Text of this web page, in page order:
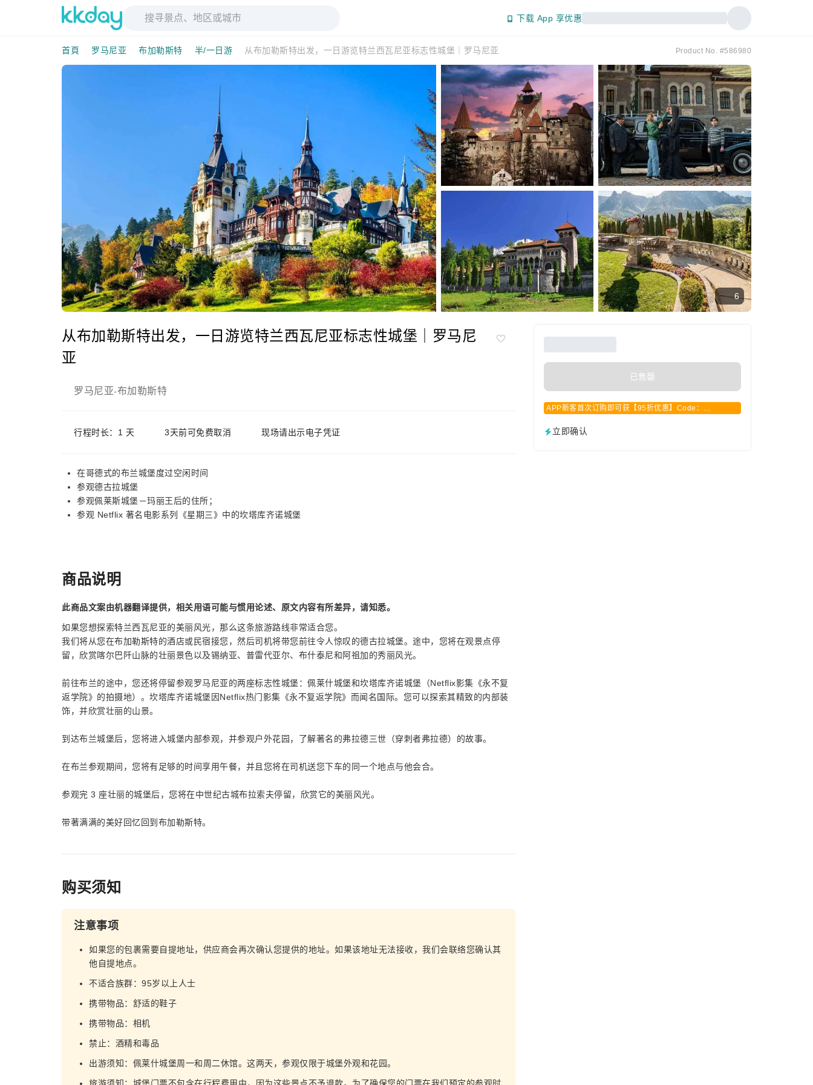
下载 App 享优惠
首頁 罗马尼亚 布加勒斯特 半/一日游 从布加勒斯特出发，一日游览特兰西瓦尼亚标志性城堡｜罗马尼亚 Product No. #586980
6
从布加勒斯特出发，一日游览特兰西瓦尼亚标志性城堡｜罗马尼
亚
罗马尼亚-布加勒斯特
行程时长：1 天 3天前可免费取消 现场请出示电子凭证
在哥德式的布兰城堡度过空闲时间
参观德古拉城堡
参观佩莱斯城堡－玛丽王后的住所；
参观 Netflix 著名电影系列《星期三》中的坎塔库齐诺城堡
已售罄
APP新客首次订购即可获【95折优惠】Code：
立即确认
商品说明
此商品文案由机器翻译提供，相关用语可能与惯用论述、原文内容有所差异，请知悉。
如果您想探索特兰西瓦尼亚的美丽风光，那么这条旅游路线非常适合您。
我们将从您在布加勒斯特的酒店或民宿接您，然后司机将带您前往令人惊叹的德古拉城堡。途中，您将在观景点停
留，欣赏喀尔巴阡山脉的壮丽景色以及锡纳亚、普雷代亚尔、布什泰尼和阿祖加的秀丽风光。
前往布兰的途中，您还将停留参观罗马尼亚的两座标志性城堡：佩莱什城堡和坎塔库齐诺城堡（Netflix影集《永不复
返学院》的拍摄地）。坎塔库齐诺城堡因Netflix热门影集《永不复返学院》而闻名国际。您可以探索其精致的内部装
饰，并欣赏壮丽的山景。
到达布兰城堡后，您将进入城堡内部参观，并参观户外花园，了解著名的弗拉德三世（穿刺者弗拉德）的故事。
在布兰参观期间，您将有足够的时间享用午餐，并且您将在司机送您下车的同一个地点与他会合。
参观完 3 座壮丽的城堡后，您将在中世纪古城布拉索夫停留，欣赏它的美丽风光。
带著满满的美好回忆回到布加勒斯特。
购买须知
注意事项
如果您的包裹需要自提地址，供应商会再次确认您提供的地址。如果该地址无法接收，我们会联络您确认其
他自提地点。
不适合族群：95岁以上人士
携带物品：舒适的鞋子
携带物品：相机
禁止：酒精和毒品
出游须知：佩莱什城堡周一和周二休馆。这两天，参观仅限于城堡外观和花园。